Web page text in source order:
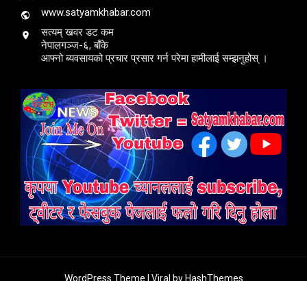
www.satyamkhabar.com
सत्यम् खवर डट कम
नेपालगञ्ज-६, बाँके
आफ्नो ब्यवसायको प्रचार प्रसार गर्न परेमा हामीलाई सम्झनुहोस् ।
WordPress Theme | Viral by HashThemes